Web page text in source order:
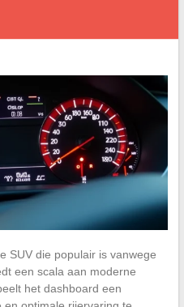
SUV die populair is vanwege
een scala aan moderne
het dashboard een